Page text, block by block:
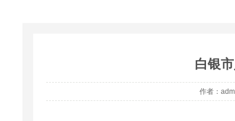
白银
作者：